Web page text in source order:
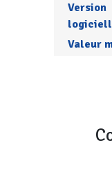
Version
Valeur